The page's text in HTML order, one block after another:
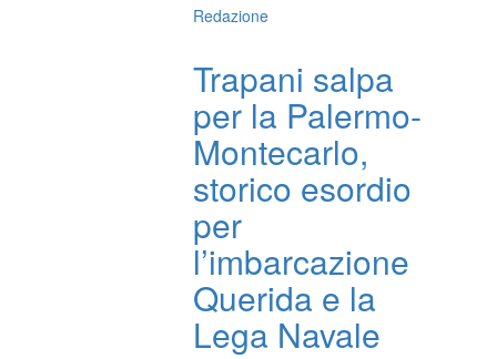
Redazione
Trapani salpa
per la Palermo-
Montecarlo,
storico esordio
per
l’imbarcazione
Querida e la
Lega Navale